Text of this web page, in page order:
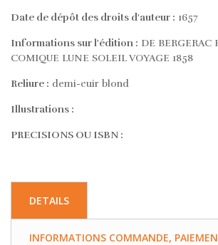
Date de dépôt des droits d'auteur : 1657
Informations sur l'édition : DE BERGERAC
COMIQUE LUNE SOLEIL VOYAGE 1858
Reliure : demi-cuir blond
Illustrations :
PRECISIONS OU ISBN :
DETAILS
INFORMATIONS COMMANDE,